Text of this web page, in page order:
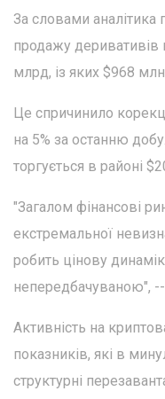
За словами аналітика
продажу деривативів
млрд, із яких $968
Це спричинило
на 5% за останню
торгується в районі
"Загалом фінансові
екстремальної
робить цінову
непередбачуваною",
Активність на
показників, які в
структурні